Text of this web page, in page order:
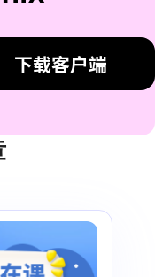
下载客户端